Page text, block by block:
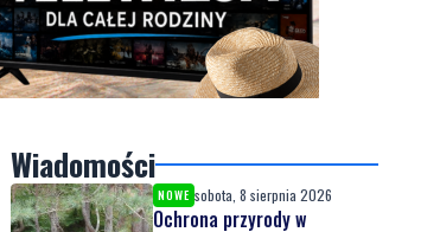
Wiadomości
NOWE sobota, 8 sierpnia 2026
Ochrona przyrody w